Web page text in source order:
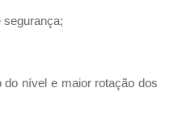
segurança;
nível e maior rotação dos